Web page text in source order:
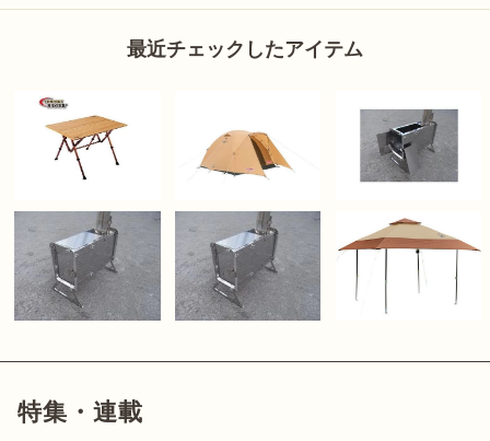
最近チェックしたアイテム
特集・連載